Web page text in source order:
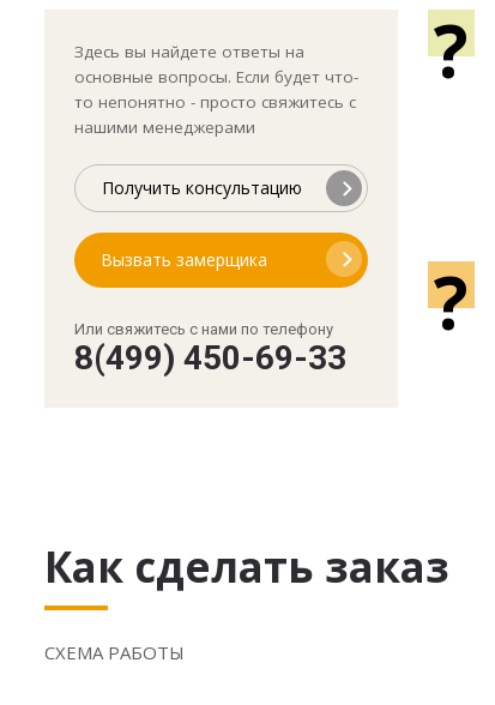
Здесь вы найдете ответы на
основные вопросы. Если будет что-
то непонятно - просто свяжитесь с
нашими менеджерами
Получить консультацию
Вызвать замерщика
Или свяжитесь с нами по телефону
8(499) 450-69-33
?
?
Как сделать заказ
СХЕМА РАБОТЫ